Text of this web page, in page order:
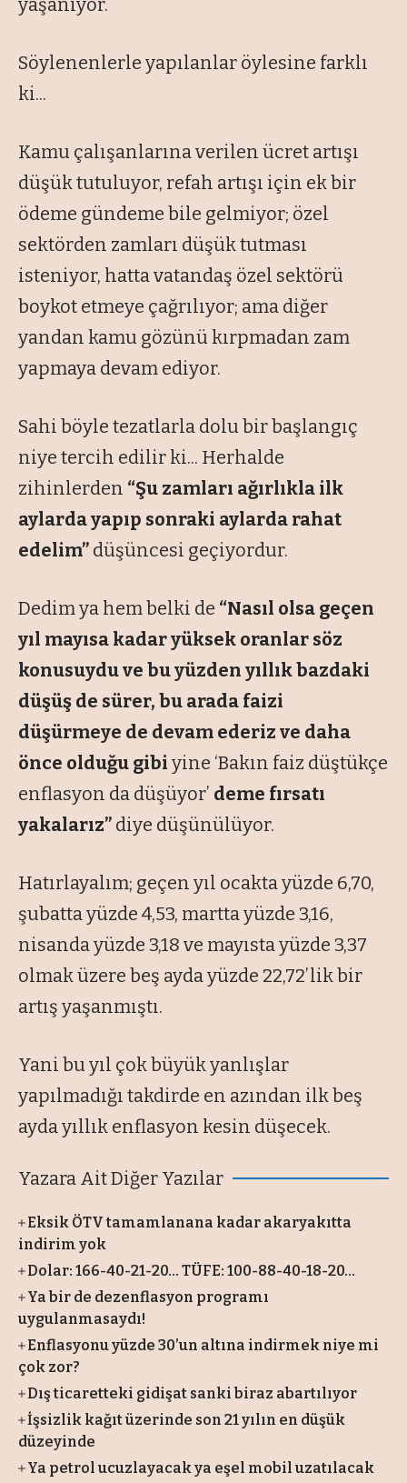
yaşanıyor.
Söylenenlerle yapılanlar öylesine farklı
ki...
Kamu çalışanlarına verilen ücret artışı
düşük tutuluyor, refah artışı için ek bir
ödeme gündeme bile gelmiyor; özel
sektörden zamları düşük tutması
isteniyor, hatta vatandaş özel sektörü
boykot etmeye çağrılıyor; ama diğer
yandan kamu gözünü kırpmadan zam
yapmaya devam ediyor.
Sahi böyle tezatlarla dolu bir başlangıç
niye tercih edilir ki... Herhalde
zihinlerden “Şu zamları ağırlıkla ilk
aylarda yapıp sonraki aylarda rahat
edelim” düşüncesi geçiyordur.
Dedim ya hem belki de “Nasıl olsa geçen
yıl mayısa kadar yüksek oranlar söz
konusuydu ve bu yüzden yıllık bazdaki
düşüş de sürer, bu arada faizi
düşürmeye de devam ederiz ve daha
önce olduğu gibi yine ‘Bakın faiz düştükçe
enflasyon da düşüyor’ deme fırsatı
yakalarız” diye düşünülüyor.
Hatırlayalım; geçen yıl ocakta yüzde 6,70,
şubatta yüzde 4,53, martta yüzde 3,16,
nisanda yüzde 3,18 ve mayısta yüzde 3,37
olmak üzere beş ayda yüzde 22,72’lik bir
artış yaşanmıştı.
Yani bu yıl çok büyük yanlışlar
yapılmadığı takdirde en azından ilk beş
ayda yıllık enflasyon kesin düşecek.
Yazara Ait Diğer Yazılar
Eksik ÖTV tamamlanana kadar akaryakıtta
indirim yok
Dolar: 166-40-21-20… TÜFE: 100-88-40-18-20…
Ya bir de dezenflasyon programı
uygulanmasaydı!
Enflasyonu yüzde 30’un altına indirmek niye mi
çok zor?
Dış ticaretteki gidişat sanki biraz abartılıyor
İşsizlik kağıt üzerinde son 21 yılın en düşük
düzeyinde
Ya petrol ucuzlayacak ya eşel mobil uzatılacak